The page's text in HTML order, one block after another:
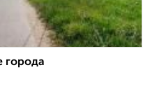
города